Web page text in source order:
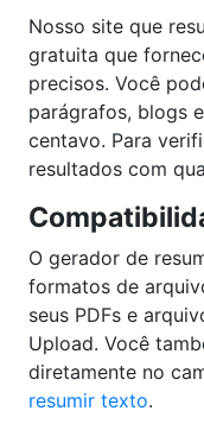
Nosso site que
gratuita que
precisos. Você
parágrafos, blogs
centavo. Para
resultados com
O gerador de
formatos de
seus PDFs e
Upload. Você
diretamente no
resumir texto.